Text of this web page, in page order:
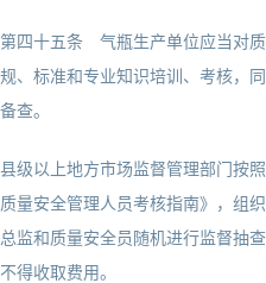
第四十五条 气瓶生产单位应当对
规、标准和专业知识培训、考核，
备查。
县级以上地方市场监督管理部门按
质量安全管理人员考核指南》，组
总监和质量安全员随机进行监督抽
不得收取费用。